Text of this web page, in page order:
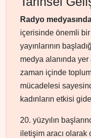
Radyo
içerisinde önemli bir
yayınlarının
medya alanında yer
zaman içinde
mücadelesi
kadınların etkisi
20. yüzyılın
iletişim aracı olarak